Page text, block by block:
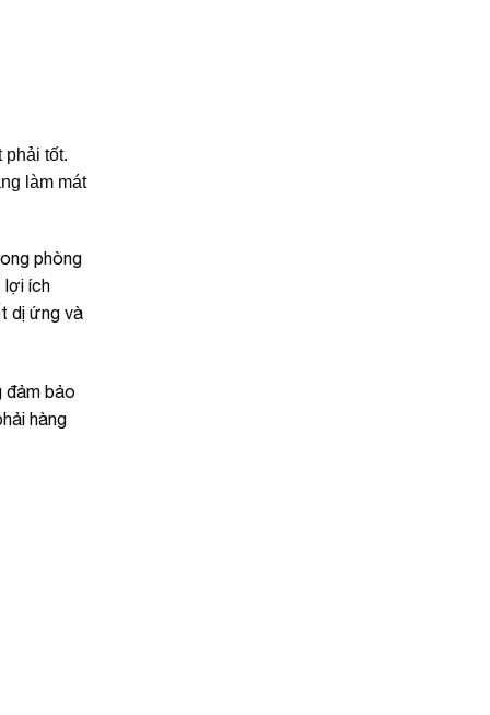
tốt.
làm mát
phòng
lợi ích
dị ứng và
đảm bảo
hàng